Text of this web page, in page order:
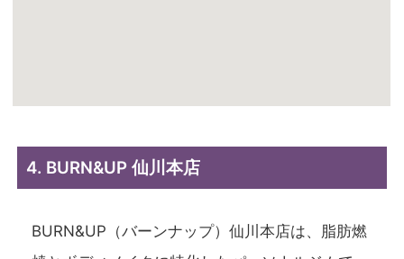
4. BURN&UP 仙川本店
BURN&UP（バーンナップ）仙川本店は、脂肪燃